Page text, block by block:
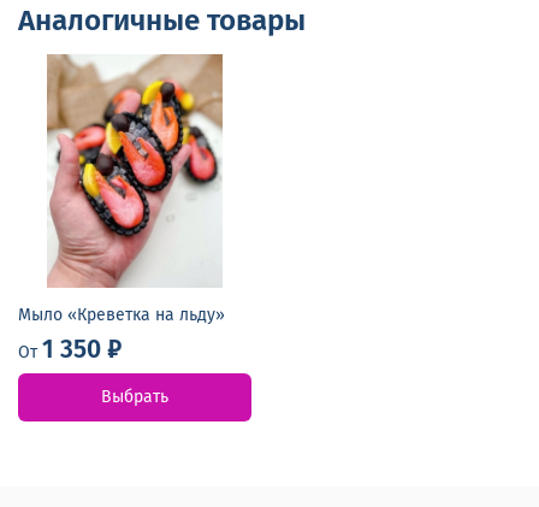
Аналогичные товары
Мыло «Креветка на льду»
От 1 350 ₽
Выбрать